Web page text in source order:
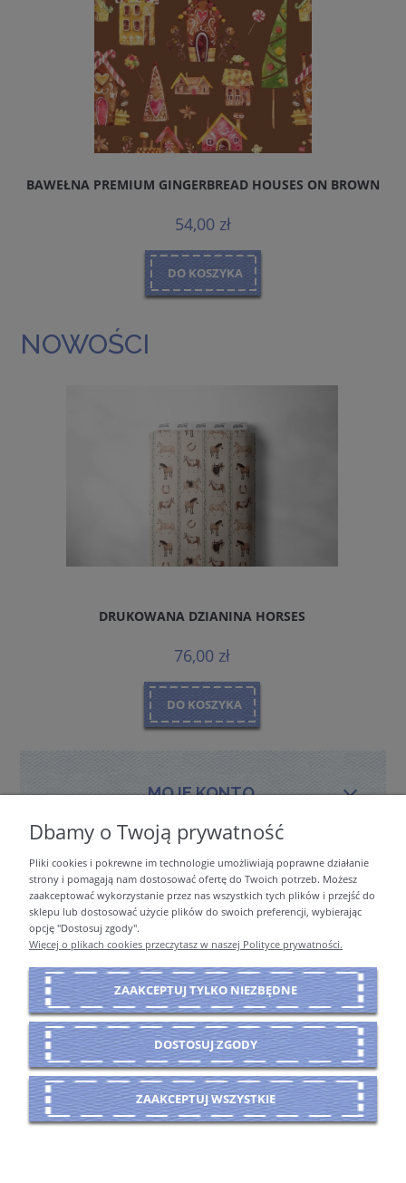
BAWEŁNA PREMIUM GINGERBREAD HOUSES ON BROWN
54,00 zł
DO KOSZYKA
NOWOŚCI
DRUKOWANA DZIANINA KOTY
76,00 zł
DO KOSZYKA
MOJE KONTO
PŁATNOŚCI I DOSTAWA
INFORMACJE
O NAS
POKAŻ PEŁNĄ WERSJĘ STRONY
Sklep internetowy Shoper Premium
Dbamy o Twoją prywatność
Pliki cookies i pokrewne im technologie umożliwiają poprawne działanie
strony i pomagają nam dostosować ofertę do Twoich potrzeb. Możesz
zaakceptować wykorzystanie przez nas wszystkich tych plików i przejść do
sklepu lub dostosować użycie plików do swoich preferencji, wybierając
opcję "Dostosuj zgody".
Więcej o plikach cookies przeczytasz w naszej Polityce prywatności.
ZAAKCEPTUJ TYLKO NIEZBĘDNE
DOSTOSUJ ZGODY
ZAAKCEPTUJ WSZYSTKIE